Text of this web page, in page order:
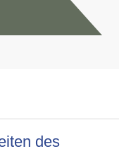
des